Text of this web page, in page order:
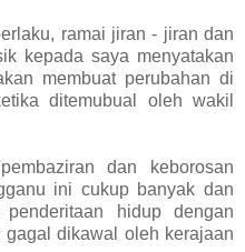
ramai jiran - jiran dan
kepada saya menyatakan
membuat perubahan di
ditemubual oleh wakil
dan keborosan
ini cukup banyak dan
hidup dengan
dikawal oleh kerajaan